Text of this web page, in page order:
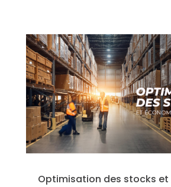
Optimisation des stocks et